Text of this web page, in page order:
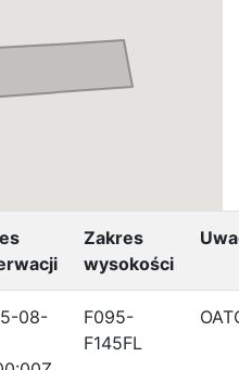
Zakres
wysokości
08-
F095-
F145FL